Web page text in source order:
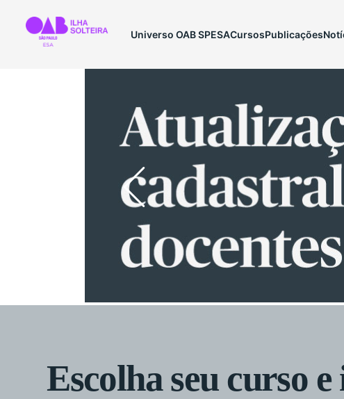
Universo OAB SPESACursosPublicações
Escolha seu curso